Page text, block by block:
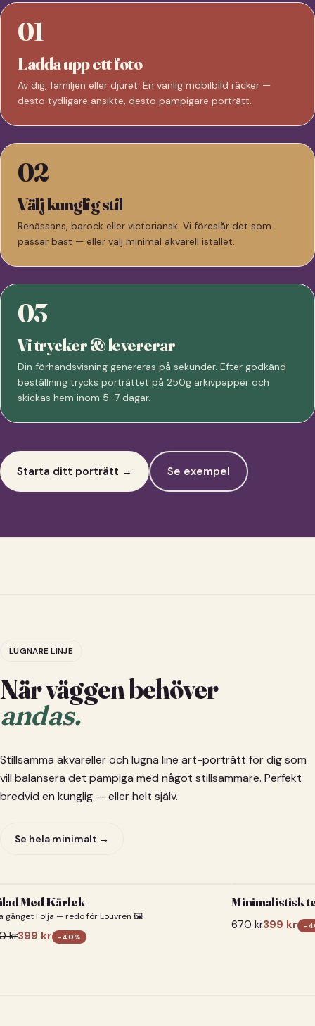
01
Ladda upp ett foto
Av dig, familjen eller djuret. En vanlig mobilbild räcker —
desto tydligare ansikte, desto pampigare porträtt.
02
Välj kunglig stil
Renässans, barock eller victoriansk. Vi föreslår det som
passar bäst — eller välj minimal akvarell istället.
03
Vi trycker & levererar
Din förhandsvisning genereras på sekunder. Efter godkänd
beställning trycks porträttet på 250g arkivpapper och
skickas hem inom 5–7 dagar.
Starta ditt porträtt → Se exempel
LUGNARE LINJE
När väggen behöver
andas.
Stillsamma akvareller och lugna line art-porträtt för dig som
vill balansera det pampiga med något stillsammare. Perfekt
bredvid en kunglig — eller helt själv.
Se hela minimalt →
Med Kärlek
gänget i olja — redo för Louvren 🖼️
kr399 kr -40%
Minimalistisk
670kr399 kr -